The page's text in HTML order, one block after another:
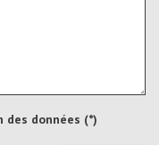
données (*)